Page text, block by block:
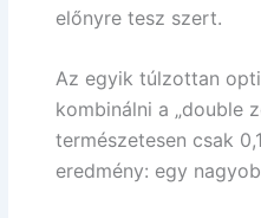
előnyre tesz szert.
Az egyik túlzottan
kombinálni a „double
természetesen csak
eredmény: egy